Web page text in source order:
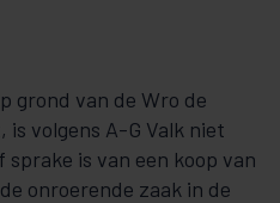
grond van de Wro de
volgens A-G Valk niet
is van een koop van
onroerende zaak in de